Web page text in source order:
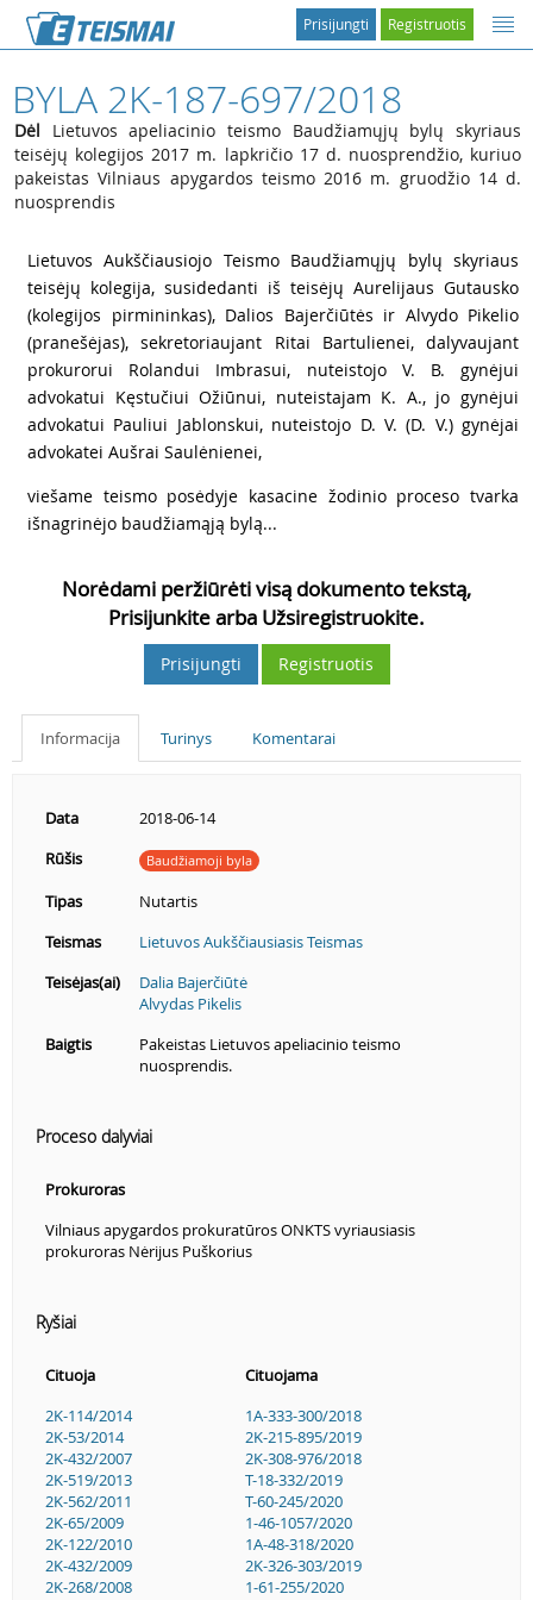
Registruotis
Prisijungti
BYLA 2K-187-697/2018
Dėl Lietuvos apeliacinio teismo Baudžiamųjų bylų skyriaus
teisėjų kolegijos 2017 m. lapkričio 17 d. nuosprendžio, kuriuo
pakeistas Vilniaus apygardos teismo 2016 m. gruodžio 14 d.
nuosprendis
Lietuvos Aukščiausiojo Teismo Baudžiamųjų bylų skyriaus
teisėjų kolegija, susidedanti iš teisėjų Aurelijaus Gutausko
(kolegijos pirmininkas), Dalios Bajerčiūtės ir Alvydo Pikelio
(pranešėjas), sekretoriaujant Ritai Bartulienei, dalyvaujant
prokurorui Rolandui Imbrasui, nuteistojo V. B. gynėjui
advokatui Kęstučiui Ožiūnui, nuteistajam K. A., jo gynėjui
advokatui Pauliui Jablonskui, nuteistojo D. V. (D. V.) gynėjai
advokatei Aušrai Saulėnienei,
viešame teismo posėdyje kasacine žodinio proceso tvarka
išnagrinėjo baudžiamąją bylą...
Norėdami peržiūrėti visą dokumento tekstą,
Prisijunkite arba Užsiregistruokite.
Prisijungti Registruotis
Informacija Turinys Komentarai
Data
2018-06-14
Rūšis
Baudžiamoji byla
Tipas
Nutartis
Teismas
Lietuvos Aukščiausiasis Teismas
Teisėjas(ai)
Dalia Bajerčiūtė
Alvydas Pikelis
Baigtis
Pakeistas Lietuvos apeliacinio teismo
nuosprendis.
Proceso dalyviai
Prokuroras
Vilniaus apygardos prokuratūros ONKTS vyriausiasis
prokuroras Nėrijus Puškorius
Ryšiai
Cituoja
Cituojama
2K-114/2014
2K-53/2014
2K-432/2007
2K-519/2013
2K-562/2011
2K-65/2009
2K-122/2010
2K-432/2009
2K-268/2008
1A-333-300/2018
2K-215-895/2019
2K-308-976/2018
T-18-332/2019
T-60-245/2020
1-46-1057/2020
1A-48-318/2020
2K-326-303/2019
1-61-255/2020